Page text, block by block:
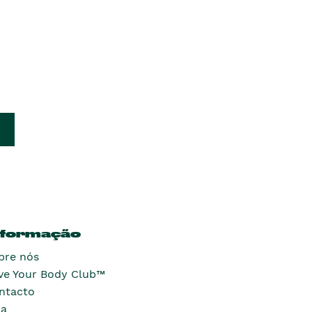
nós
Your Body Club™